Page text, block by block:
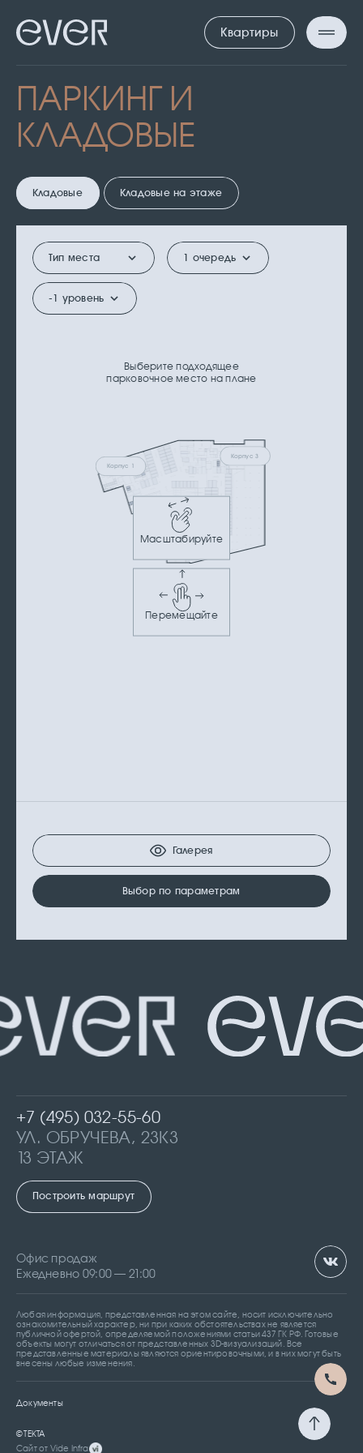
Квартиры
ПАРКИНГ И
КЛАДОВЫЕ
Кладовые Кладовые на этаже
Тип места 1 очередь
-1 уровень
Выберите подходящее
парковочное место на плане
Масштабируйте
Перемещайте
Корпус 1
Корпус 2
Корпус 3
Галерея
Выбор по параметрам
+7 (495) 032-55-60
УЛ. ОБРУЧЕВА, 23К3
13 ЭТАЖ
МОСКВА, РОССИЯ
Построить маршрут
Офис продаж
Ежедневно 09:00 — 21:00
Любая информация, представленная на этом сайте, носит исключительно
ознакомительный характер, ни при каких обстоятельствах не является
публичной офертой, определяемой положениями статьи 437 ГК РФ. Готовые
объекты могут отличаться от представленных 3D-визуализаций. Все
представленные материалы являются ориентировочными, и в них могут быть
внесены любые изменения.
© TEKTA
Сайт от Vide Infra
Документы